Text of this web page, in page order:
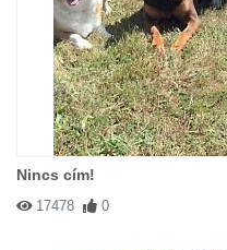
Nincs cím!
17478 0